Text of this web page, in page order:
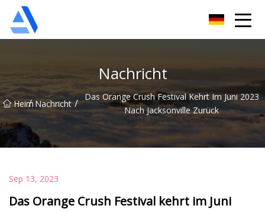
Nachricht
Heim
/ Nachricht / Das Orange Crush Festival Kehrt Im Juni 2023
Nach Jacksonville Zurück
Sep 13, 2023
Das Orange Crush Festival kehrt im Juni